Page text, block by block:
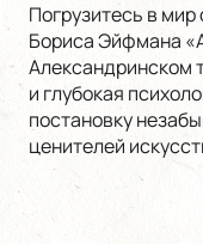
Погрузитесь в
Бориса Эйфмана
Александринском
и глубокая
постановку
ценителей